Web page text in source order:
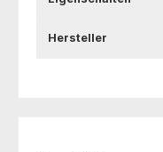
Hersteller